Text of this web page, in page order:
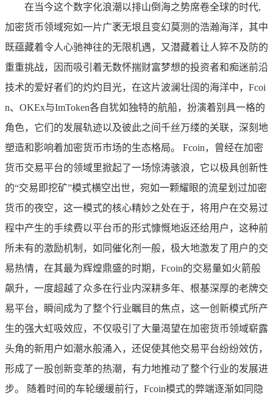
在当今这个数字化浪潮以排山倒海之势席卷全球的时代,
加密货币领域宛如一片广袤无垠且变幻莫测的浩瀚海洋，其中
既蕴藏着令人心驰神往的无限机遇，又潜藏着让人猝不及防的
重重挑战，因而吸引着无数怀揣财富梦想的投资者和痴迷前沿
技术的爱好者们的灼灼目光，在这片波澜壮阔的海洋中，Fcoi
n、OKEx与ImToken各自犹如独特的航船，扮演着别具一格的
角色，它们的发展轨迹以及彼此之间千丝万缕的关联，深刻地
塑造和影响着加密货币市场的生态格局。 Fcoin，曾经在加密
货币交易平台的领域里掀起了一场惊涛骇浪，它以极具创新性
的“交易即挖矿”模式横空出世，宛如一颗耀眼的流星划过加密
货币的夜空，这一模式的核心精妙之处在于，将用户在交易过
程中产生的手续费以平台币的形式慷慨地返还给用户，这种前
所未有的激励机制，如同催化剂一般，极大地激发了用户的交
易热情，在其最为辉煌鼎盛的时期，Fcoin的交易量如火箭般
飙升，一度超越了众多在行业内深耕多年、根基深厚的老牌交
易平台，瞬间成为了整个行业瞩目的焦点，这一创新模式所产
生的强大虹吸效应，不仅吸引了大量渴望在加密货币领域崭露
头角的新用户如潮水般涌入，还促使其他交易平台纷纷效仿，
形成了一股创新变革的热潮，有力地推动了整个行业的发展进
步。 随着时间的车轮缓缓前行，Fcoin模式的弊端逐渐如同隐